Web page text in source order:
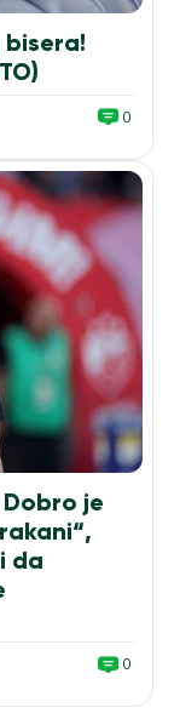
0
je
da
0